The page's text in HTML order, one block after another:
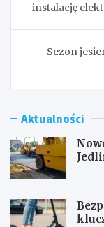
instalację
Sezon
Aktualności